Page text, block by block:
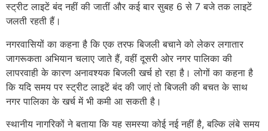
स्ट्रीट लाइटें बंद नहीं की जातीं और कई बार सुबह 6 से 7 बजे तक लाइटें
जलती रहती हैं।
नगरवासियों का कहना है कि एक तरफ बिजली बचाने को लेकर लगातार
जागरूकता अभियान चलाए जाते हैं, वहीं दूसरी ओर नगर पालिका की
लापरवाही के कारण अनावश्यक बिजली खर्च हो रहा है। लोगों का कहना है
कि यदि समय पर स्ट्रीट लाइटें बंद की जाएं तो बिजली की बचत के साथ
नगर पालिका के खर्च में भी कमी आ सकती है।
स्थानीय नागरिकों ने बताया कि यह समस्या कोई नई नहीं है, बल्कि लंबे समय